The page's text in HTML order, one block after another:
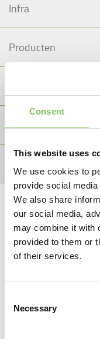
Consent
This website uses
We use cookies to
provide social
We also share
our social media,
may combine it with
provided to them or
of their services.
Selection
Necessary
Infra
Producten
Recycling
Direct een